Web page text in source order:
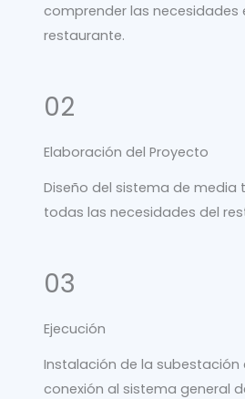
comprender las necesidades
restaurante.
02
Elaboración del Proyecto
Diseño del sistema de media
todas las necesidades del
03
Ejecución
Instalación de la subestación
conexión al sistema general